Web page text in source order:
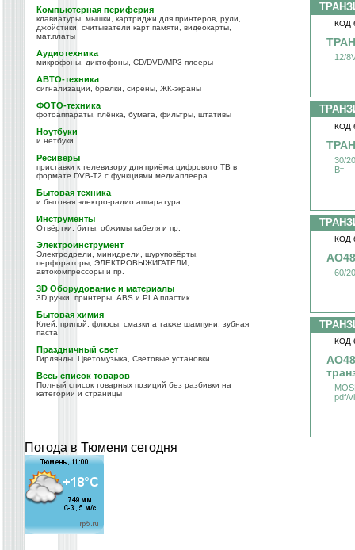
Компьютерная периферия
клавиатуры, мышки, картриджи для принтеров, рули,
джойстики, считыватели карт памяти, видеокарты,
мат.платы
Аудиотехника
микрофоны, диктофоны, CD/DVD/MP3-плееры
АВТО-техника
сигнализации, брелки, сирены, ЖК-экраны
ФОТО-техника
фотоаппараты, плёнка, бумага, фильтры, штативы
Ноутбуки
и нетбуки
Ресиверы
приставки к телевизору для приёма цифрового ТВ в
формате DVB-T2 с функциями медиаплеера
Бытовая техника
и бытовая электро-радио аппаратура
Инструменты
Отвёртки, биты, обжимы кабеля и пр.
Электроинструмент
Электродрели, минидрели, шуруповёрты,
перфораторы, ЭЛЕКТРОВЫЖИГАТЕЛИ,
автокомпрессоры и пр.
3D Оборудование и материалы
3D ручки, принтеры, ABS и PLA пластик
Бытовая химия
Клей, припой, флюсы, смазки а также шампуни, зубная
паста
Праздничный свет
Гирлянды, Цветомузыка, Световые установки
Весь список товаров
Полный список товарных позиций без разбивки на
категории и страницы
Погода в Тюмени сегодня
КОД
12/
КОД
30/
Вт
КОД
60/
КОД
pdf/